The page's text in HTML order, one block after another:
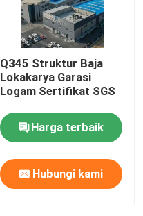
Q345 Struktur Baja
Lokakarya Garasi
Logam Sertifikat SGS
Harga terbaik
Hubungi kami